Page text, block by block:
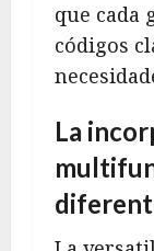
que cada
códigos
La